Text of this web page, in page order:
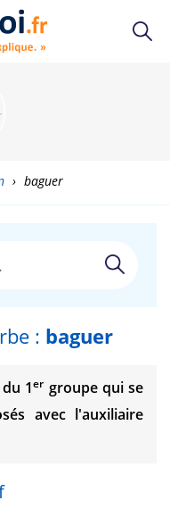
› baguer
: baguer
1er groupe qui se
avec l'auxiliaire